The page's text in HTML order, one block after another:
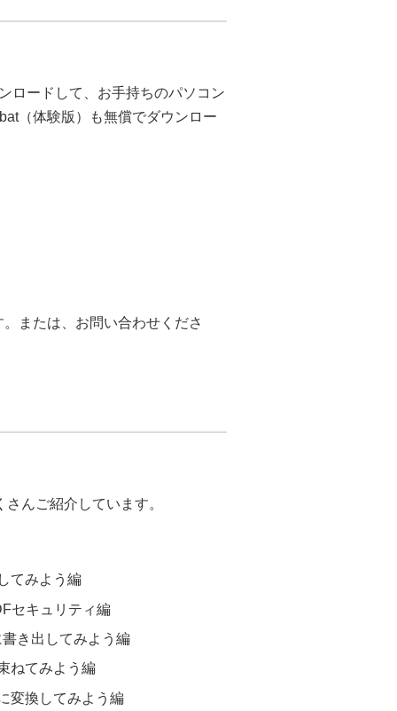
ロードして、お手持ちのパソコン
（体験版）も無償でダウンロー
または、お問い合わせくださ
んご紹介しています。
てみよう編
セキュリティ編
き出してみよう編
ねてみよう編
変換してみよう編